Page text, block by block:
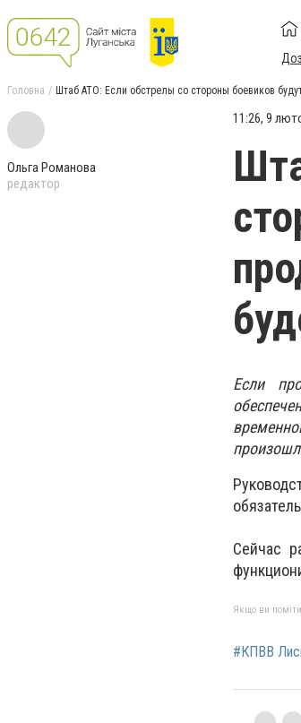
Головна Штаб АТО: Если обстрелы со стороны боевиков
Ольга Романова
редактор
11:26, 9
Если
Сейчас
Якщо ви
#КПВВ